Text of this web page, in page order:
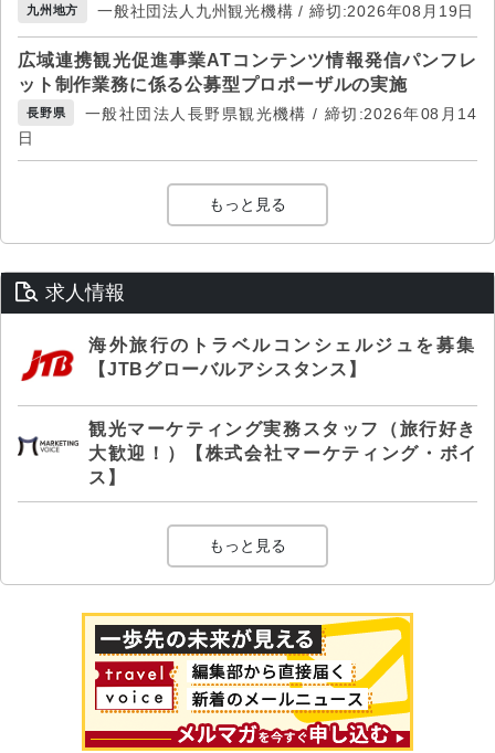
九州地方 一般社団法人九州観光機構 / 締切:2026年08月19日
広域連携観光促進事業ATコンテンツ情報発信パンフレ
ット制作業務に係る公募型プロポーザルの実施
長野県
一般社団法人長野県観光機構 / 締切:2026年08月14
日
もっと見る
求人情報
海外旅行のトラベルコンシェルジュを募集
【JTBグローバルアシスタンス】
観光マーケティング実務スタッフ（旅行好き
大歓迎！）【株式会社マーケティング・ボイ
ス】
もっと見る